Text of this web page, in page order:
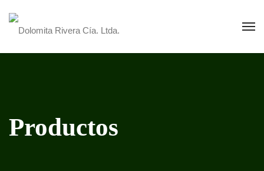
Productos